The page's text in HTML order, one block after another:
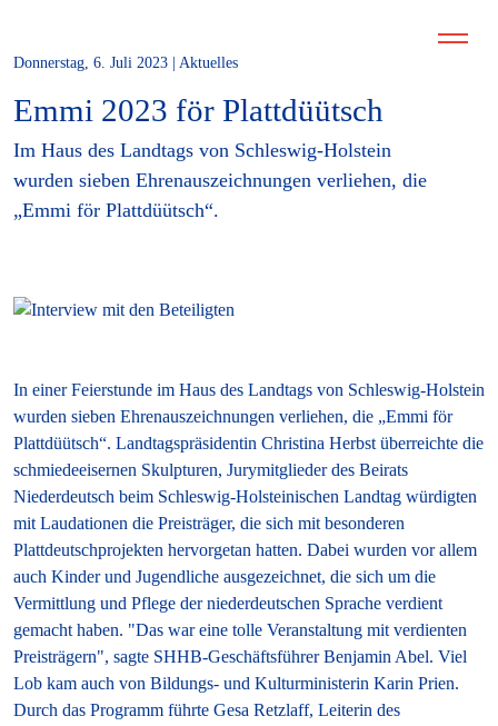
Donnerstag, 6. Juli 2023 | Aktuelles
Emmi 2023 för Plattdüütsch
Im Haus des Landtags von Schleswig-Holstein
wurden sieben Ehrenauszeichnungen verliehen, die
„Emmi för Plattdüütsch“.
In einer Feierstunde im Haus des Landtags von Schleswig-Holstein
wurden sieben Ehrenauszeichnungen verliehen, die „Emmi för
Plattdüütsch“. Landtagspräsidentin Christina Herbst überreichte die
schmiedeeisernen Skulpturen, Jurymitglieder des Beirats
Niederdeutsch beim Schleswig-Holsteinischen Landtag würdigten
mit Laudationen die Preisträger, die sich mit besonderen
Plattdeutschprojekten hervorgetan hatten. Dabei wurden vor allem
auch Kinder und Jugendliche ausgezeichnet, die sich um die
Vermittlung und Pflege der niederdeutschen Sprache verdient
gemacht haben. "Das war eine tolle Veranstaltung mit verdienten
Preisträgern", sagte SHHB-Geschäftsführer Benjamin Abel. Viel
Lob kam auch von Bildungs- und Kulturministerin Karin Prien.
Durch das Programm führte Gesa Retzlaff, Leiterin des